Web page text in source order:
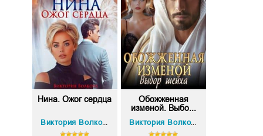
Нина. Ожог сердца
Виктория Волкова
Обожженная
изменой. Выбо...
Виктория Волкова